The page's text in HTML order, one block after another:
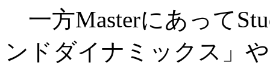
一方Masterにあって
ンドダイナミックス」